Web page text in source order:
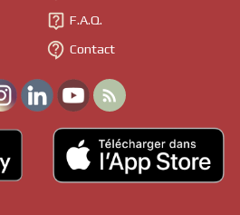
 F.A.Q.
 Contact
